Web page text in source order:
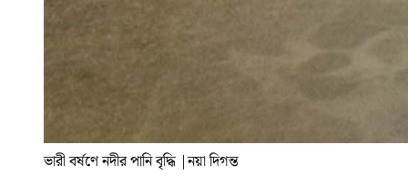
ভারী বর্ষণে নদীর পানি বৃদ্ধি |নয়া দিগন্ত